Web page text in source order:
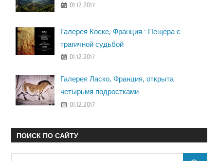
01.12.2017
Галерея Коске, Франция : Пещера с
трагичной судьбой
01.12.2017
Галерея Ласко, Франция, открыта
четырьмя подростками
01.12.2017
ПОИСК ПО САЙТУ